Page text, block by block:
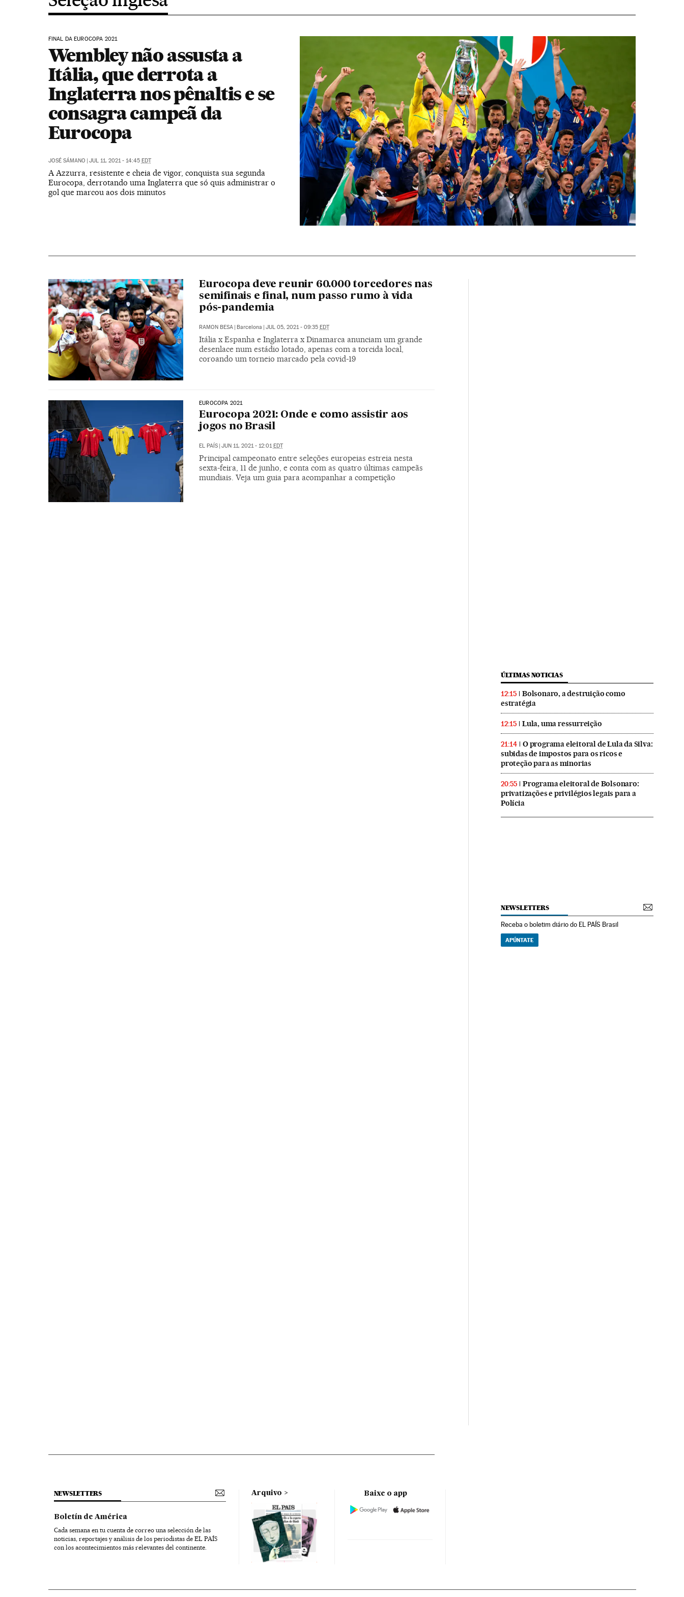
FINAL DA EUROCOPA 2021
Wembley não assusta a
Itália, que derrota a
Inglaterra nos pênaltis e se
consagra campeã da
Eurocopa
JOSÉ SÁMANO | JUL 11, 2021 - 14:45 EDT
A Azzurra, resistente e cheia de vigor, conquista sua segunda
Eurocopa, derrotando uma Inglaterra que só quis administrar o
gol que marcou aos dois minutos
Eurocopa deve reunir 60.000 torcedores nas
semifinais e final, num passo rumo à vida
pós-pandemia
RAMON BESA | Barcelona | JUL 05, 2021 - 09:35 EDT
Itália x Espanha e Inglaterra x Dinamarca anunciam um grande
desenlace num estádio lotado, apenas com a torcida local,
coroando um torneio marcado pela covid-19
EUROCOPA 2021
Eurocopa 2021: Onde e como assistir aos
jogos no Brasil
EL PAÍS JUN 11, 2021 - 12:01 EDT
Principal campeonato entre seleções europeias estreia nesta
sexta-feira, 11 de junho, e conta com as quatro últimas campeãs
mundiais. Veja um guia para acompanhar a competição
ÚLTIMAS NOTICIAS
12:15
Bolsonaro, a destruição como
estratégia
12:15 Lula, uma ressurreição
21:14
O programa eleitoral de Lula da Silva:
subidas de impostos para os ricos e
proteção para as minorias
20:55
Programa eleitoral de Bolsonaro:
privatizações e privilégios legais para a
Polícia
NEWSLETTERS
Receba o boletim diário do EL PAÍS Brasil
APÚNTATE
NEWSLETTERS
Boletín de América
Cada semana en tu cuenta de correo una selección de las
noticias, reportajes y análisis de los periodistas de EL PAÍS
con los acontecimientos más relevantes del continente.
Arquivo Baixe o app